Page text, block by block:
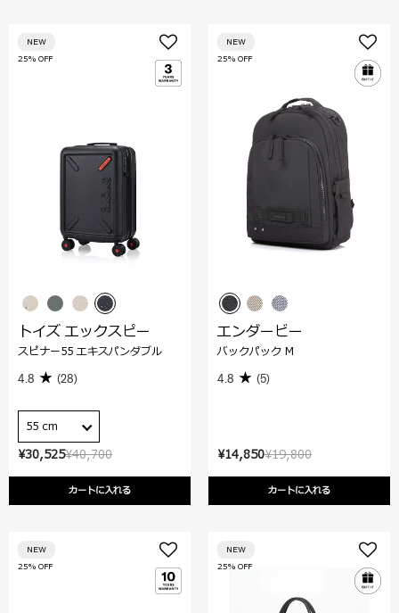
¥40,700
¥30,525
カートに入れる
25% OFF
NEW
トイズ エックスピー
スピナー55 エキスパンダブル
4.8 (28)
55 cm
¥19,800
¥14,850
カートに入れる
25% OFF
NEW
エンダービー
バックパック M
4.8 (5)
25% OFF
NEW
25% OFF
NEW